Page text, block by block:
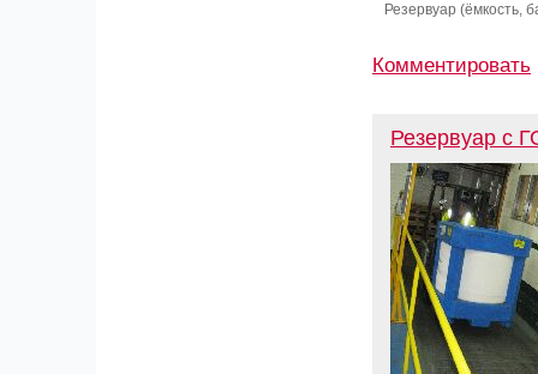
Резервуар (ёмкость,
Комментировать
Резервуар с